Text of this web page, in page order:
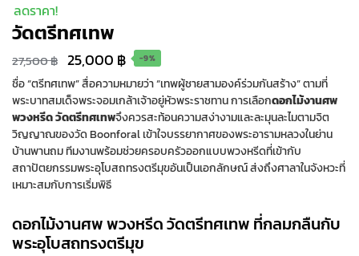
ลดราคา!
วัดตรีทศเทพ
27,500฿ Original
price
was:
27,500 ฿.
25,000 ฿Current
price
is:
25,000 ฿.
-9%
ชื่อ “ตรีทศเทพ” สื่อความหมายว่า “เทพผู้ชายสามองค์ร่วมกันสร้าง” ตามที่
พระบาทสมเด็จพระจอมเกล้าเจ้าอยู่หัวพระราชทาน การเลือกดอกไม้งานศพ
พวงหรีด วัดตรีทศเทพจึงควรสะท้อนความสง่างามและละมุนละไมตามจิต
วิญญาณของวัด Boonforal เข้าใจบรรยากาศของพระอารามหลวงในย่าน
บ้านพานถม ทีมงานพร้อมช่วยครอบครัวออกแบบพวงหรีดที่เข้ากับ
สถาปัตยกรรมพระอุโบสถทรงตรีมุขอันเป็นเอกลักษณ์ ส่งถึงศาลาในจังหวะที่
เหมาะสมกับการเริ่มพิธี
ดอกไม้งานศพ พวงหรีด วัดตรีทศเทพ ที่กลมกลืนกับ
พระอุโบสถทรงตรีมุข